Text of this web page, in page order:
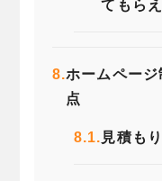
てもら
8.ホームペー
点
8.1. 見積も